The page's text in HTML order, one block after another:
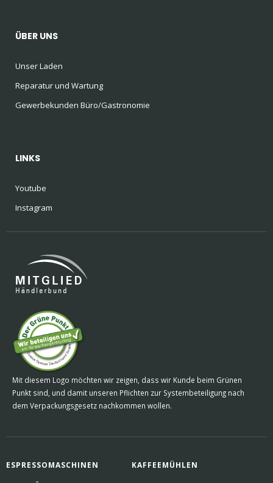
ÜBER UNS
Unser Laden
Reparatur und Wartung
Gewerbekunden Büro/Gastronomie
LINKS
Youtube
Instagram
Mit diesem Logo möchten wir zeigen, dass wir Kunde beim Grünen
Punkt sind, und damit unseren Pflichten zur Systembeteiligung nach
dem Verpackungsgesetz nachkommen wollen.
ESPRESSOMASCHINEN
KAFFEEMÜHLEN